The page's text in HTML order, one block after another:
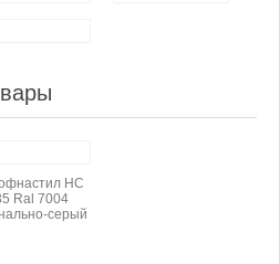
НС
Ral 7004
серый